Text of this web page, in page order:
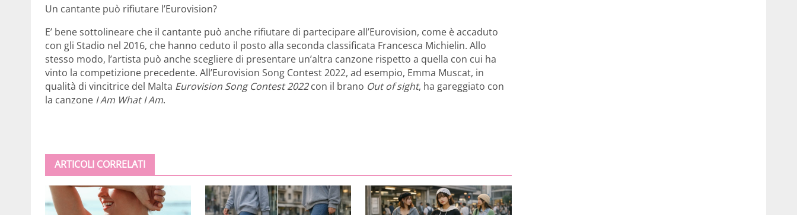
Un cantante può rifiutare l’Eurovision?
E’ bene sottolineare che il cantante può anche rifiutare di partecipare all’Eurovision, come è accaduto
con gli Stadio nel 2016, che hanno ceduto il posto alla seconda classificata Francesca Michielin. Allo
stesso modo, l’artista può anche scegliere di presentare un’altra canzone rispetto a quella con cui ha
vinto la competizione precedente. All’Eurovision Song Contest 2022, ad esempio, Emma Muscat, in
qualità di vincitrice del Malta Eurovision Song Contest 2022con il brano Out of sight, ha gareggiato con
la canzone I Am What I Am.
ARTICOLI CORRELATI